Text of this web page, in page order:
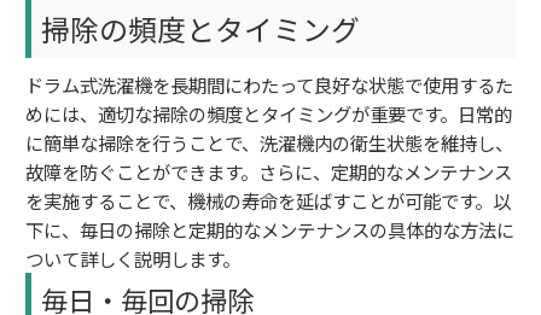
掃除の頻度とタイミング
ドラム式洗濯機を長期間にわたって良好な状態で使用するた
めには、適切な掃除の頻度とタイミングが重要です。日常的
に簡単な掃除を行うことで、洗濯機内の衛生状態を維持し、
故障を防ぐことができます。さらに、定期的なメンテナンス
を実施することで、機械の寿命を延ばすことが可能です。以
下に、毎日の掃除と定期的なメンテナンスの具体的な方法に
ついて詳しく説明します。
毎日・毎回の掃除